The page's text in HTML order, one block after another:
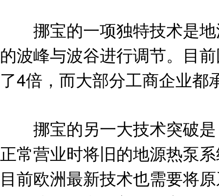
挪宝的一项独特技术是地
的波峰与波谷进行调节。目
了4倍，而大部分工商企业都
挪宝的另一大技术突破是
正常营业时将旧的地源热泵
目前欧洲最新技术也需要将